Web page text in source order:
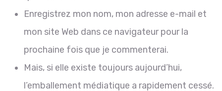
Enregistrez mon nom, mon adresse e-mail et
mon site Web dans ce navigateur pour la
prochaine fois que je commenterai.
Mais, si elle existe toujours aujourd’hui,
l’emballement médiatique a rapidement cessé.